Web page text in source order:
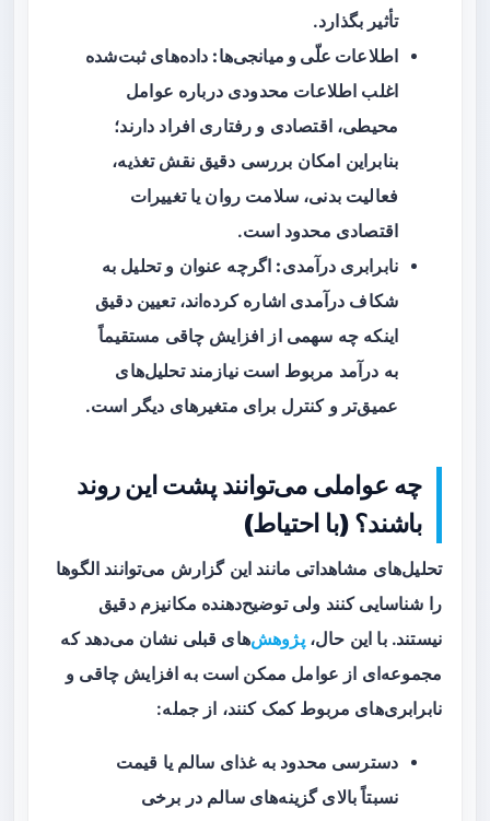
تأثیر بگذارد.
اطلاعات علّی و میانجی‌ها: داده‌های ثبت‌شده
اغلب اطلاعات محدودی درباره عوامل
محیطی، اقتصادی و رفتاری افراد دارند؛
بنابراین امکان بررسی دقیق نقش تغذیه،
فعالیت بدنی، سلامت روان یا تغییرات
اقتصادی محدود است.
نابرابری درآمدی: اگرچه عنوان و تحلیل به
شکاف درآمدی اشاره کرده‌اند، تعیین دقیق
اینکه چه سهمی از افزایش چاقی مستقیماً
به درآمد مربوط است نیازمند تحلیل‌های
عمیق‌تر و کنترل برای متغیرهای دیگر است.
چه عواملی می‌توانند پشت این روند
باشند؟ (با احتیاط)
تحلیل‌های مشاهداتی مانند این گزارش می‌توانند الگوها
را شناسایی کنند ولی توضیح‌دهنده مکانیزم دقیق
نیستند. با این حال،پژوهش‌های قبلی نشان می‌دهد که
مجموعه‌ای از عوامل ممکن است به افزایش چاقی و
نابرابری‌های مربوط کمک کنند، از جمله:
دسترسی محدود به غذای سالم یا قیمت
نسبتاً بالای گزینه‌های سالم در برخی